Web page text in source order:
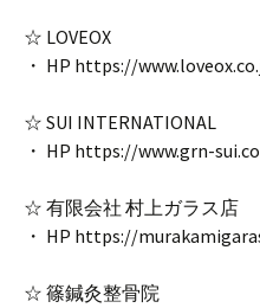
☆ LOVEOX
・ HP https://
☆ SUI INTERNATIONAL
・ HP https://www.grn-
☆ 有限会社 村上ガラス店
・ HP https://
☆ 篠鍼灸整骨院